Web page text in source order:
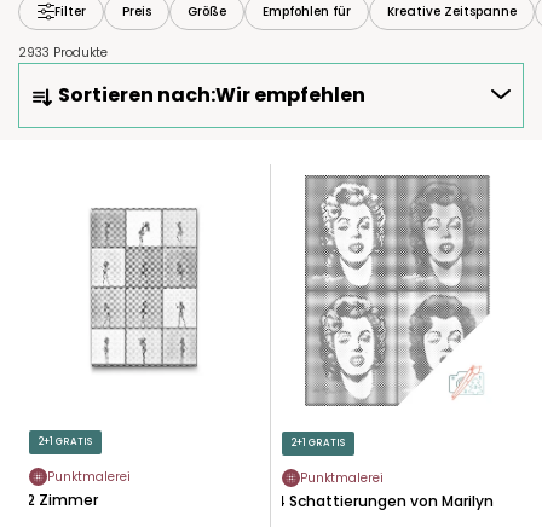
Filter Preis Größe Empfohlen für Kreative Zeitspanne
2933 Produkte
O
R
U
N
Sortieren nach:Wir empfehlen
R
O
D
2+1 GRATIS
Punktmalerei
12 Zimmer
2+1 GRATIS
Punktmalerei
4 Schattierungen von Marilyn